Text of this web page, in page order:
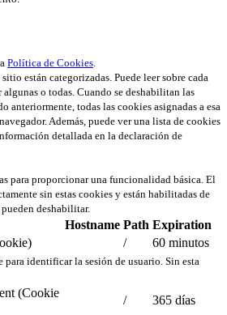
Política de Cookies
están categorizadas. Puede leer sobre cada
o todas. Cuando se deshabilitan las
anteriormente, todas las cookies asignadas a esa
Además, puede ver una lista de cookies
detallada en la declaración de
para proporcionar una funcionalidad básica. El
sin estas cookies y están habilitadas de
deshabilitar.
Hostname Path Expiration
/ 60 minutos
identificar la sesión de usuario. Sin esta
(Cookie
/ 365 días